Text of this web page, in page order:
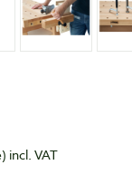
incl. VAT